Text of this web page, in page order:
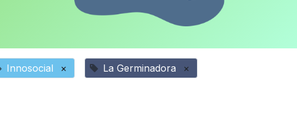
Innosocial × La Germinadora ×